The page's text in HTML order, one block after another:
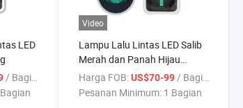
LED
/ Bagian
Video
Lampu Lalu Lintas LED Salib
Merah dan Panah Hijau
Lampu Lalu Lintas
Harga FOB: US$70-99/ Bagian
Pesanan Minimum: 1 Bagian